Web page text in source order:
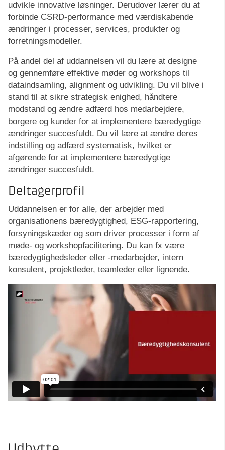
udvikle innovative løsninger. Derudover lærer du at
forbinde CSRD-performance med værdiskabende
ændringer i processer, services, produkter og
forretningsmodeller.
På andel del af uddannelsen vil du lære at designe
og gennemføre effektive møder og workshops til
dataindsamling, alignment og udvikling. Du vil blive i
stand til at sikre strategisk enighed, håndtere
modstand og ændre adfærd hos medarbejdere,
borgere og kunder for at implementere bæredygtige
ændringer succesfuldt. Du vil lære at ændre deres
indstilling og adfærd systematisk, hvilket er
afgørende for at implementere bæredygtige
ændringer succesfuldt.
Deltagerprofil
Uddannelsen er for alle, der arbejder med
organisationens bæredygtighed, ESG-rapportering,
forsyningskæder og som driver processer i form af
møde- og workshopfacilitering. Du kan fx være
bæredygtighedsleder eller -medarbejder, intern
konsulent, projektleder, teamleder eller lignende.